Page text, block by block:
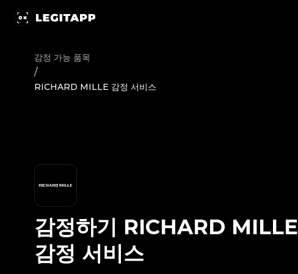
감정 가능 품목
/
RICHARD MILLE 감정 서비스
감정하기 RICHARD MILLE
감정 서비스